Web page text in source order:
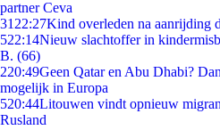
partner Ceva
31 22:27Kind overleden na aanrijding
522:14Nieuw slachtoffer in
B. (66)
220:49Geen Qatar en Abu Dhabi?
mogelijk in Europa
520:44Litouwen vindt opnieuw
Rusland